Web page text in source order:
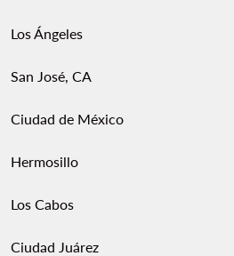
Los Ángeles
San José, CA
Ciudad de México
Hermosillo
Los Cabos
Ciudad Juárez